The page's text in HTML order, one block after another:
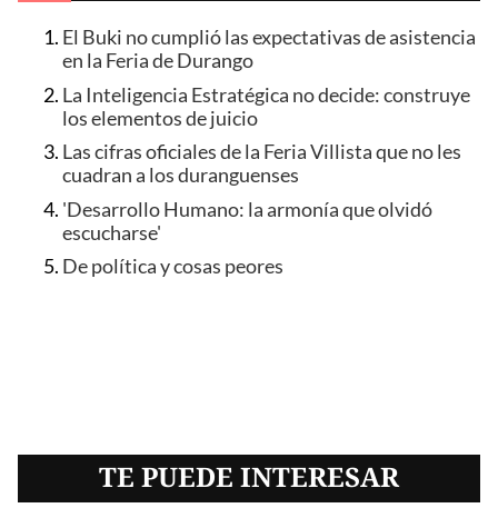
El Buki no cumplió las expectativas de asistencia
en la Feria de Durango
La Inteligencia Estratégica no decide: construye
los elementos de juicio
Las cifras oficiales de la Feria Villista que no les
cuadran a los duranguenses
'Desarrollo Humano: la armonía que olvidó
escucharse'
De política y cosas peores
TE PUEDE INTERESAR